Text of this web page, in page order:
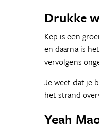
Drukke
Kep is een
en daarna is
vervolgens
Je weet dat je
het strand
Yeah